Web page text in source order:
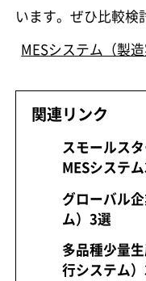
います。ぜひ比較検
MESシステム（製
関連リンク
スモールス
MESシステ
グローバル
ム）3選
多品種少量
行システム